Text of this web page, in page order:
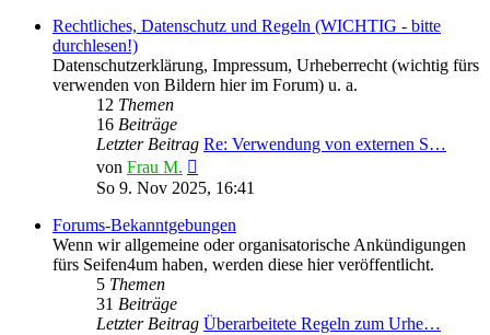
Rechtliches, Datenschutz und Regeln (WICHTIG - bitte
durchlesen!)
Datenschutzerklärung, Impressum, Urheberrecht (wichtig fürs
verwenden von Bildern hier im Forum) u. a.
12 Themen
16 Beiträge
Letzter Beitrag Re: Verwendung von externen S…
von Frau M.
Beitrag
So 9. Nov 2025, 16:41
Forums-Bekanntgebungen
Wenn wir allgemeine oder organisatorische Ankündigungen
fürs Seifen4um haben, werden diese hier veröffentlicht.
5 Themen
31 Beiträge
Letzter Beitrag Überarbeitete Regeln zum Urhe…